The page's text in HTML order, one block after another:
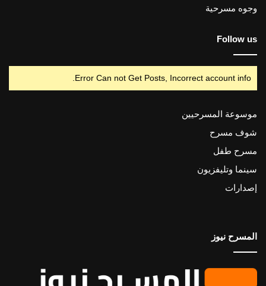
وجوه مسرحية
Follow us
Error Can not Get Posts, Incorrect account info.
موسوعة المسرحيين
شوف مسرح
مسرح طفل
سينما وتليفزيون
إصدارات
المسرح نيوز